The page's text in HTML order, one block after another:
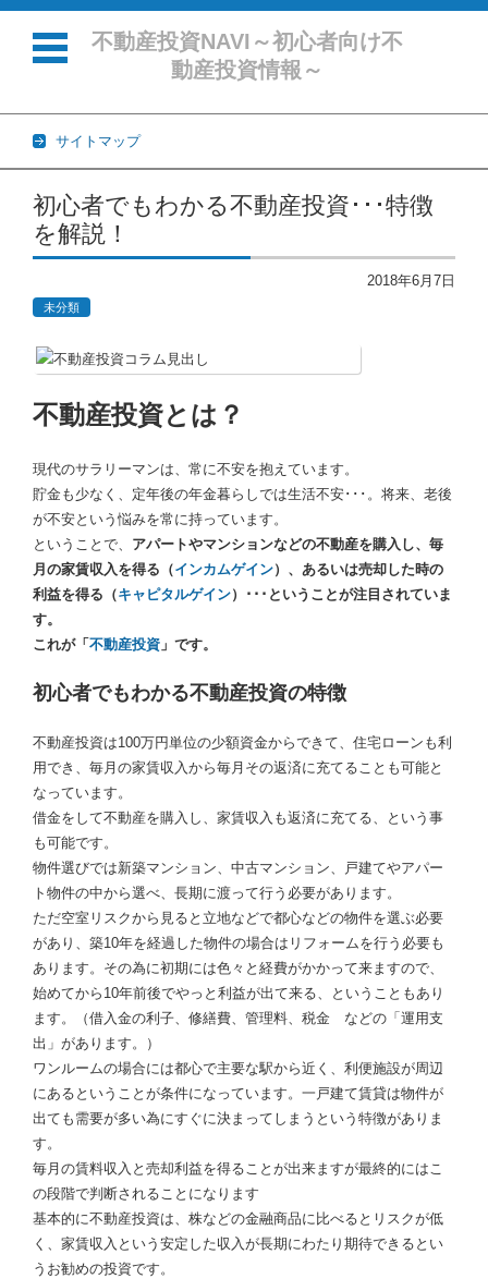
不動産投資NAVI～初心者向け不
動産投資情報～
サイトマップ
コンテンツに移動
初心者でもわかる不動産投資･･･特徴
を解説！
2018年6月7日
未分類
不動産投資とは？
現代のサラリーマンは、常に不安を抱えています。
貯金も少なく、定年後の年金暮らしでは生活不安･･･。将来、老後
が不安という悩みを常に持っています。
ということで、 アパートやマンションなどの不動産を購入し、毎
月の家賃収入を得る（インカムゲイン）、あるいは売却した時の
利益を得る（キャピタルゲイン）･･･ということが注目されていま
す。
これが「 不動産投資 」です。
初心者でもわかる不動産投資の特徴
不動産投資は100万円単位の少額資金からできて、住宅ローンも利
用でき、毎月の家賃収入から毎月その返済に充てることも可能と
なっています。
借金をして不動産を購入し、家賃収入も返済に充てる、という事
も可能です。
物件選びでは新築マンション、中古マンション、戸建てやアパー
ト物件の中から選べ、長期に渡って行う必要があります。
ただ空室リスクから見ると立地などで都心などの物件を選ぶ必要
があり、築10年を経過した物件の場合はリフォームを行う必要も
あります。その為に初期には色々と経費がかかって来ますので、
始めてから10年前後でやっと利益が出て来る、ということもあり
ます。（借入金の利子、修繕費、管理料、税金 などの「運用支
出」があります。）
ワンルームの場合には都心で主要な駅から近く、利便施設が周辺
にあるということが条件になっています。一戸建て賃貸は物件が
出ても需要が多い為にすぐに決まってしまうという特徴がありま
す。
毎月の賃料収入と売却利益を得ることが出来ますが最終的にはこ
の段階で判断されることになります
基本的に不動産投資は、株などの金融商品に比べるとリスクが低
く、家賃収入という安定した収入が長期にわたり期待できるとい
うお勧めの投資です。